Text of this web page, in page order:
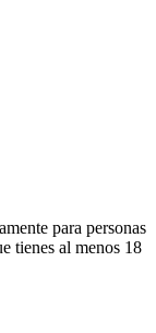
para personas
tienes al menos 18